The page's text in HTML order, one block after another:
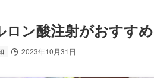
ン酸注射がおすす
2023年10月31日